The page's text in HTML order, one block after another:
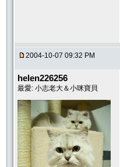
2004-10-07 09:32 PM
helen226256
最愛: 小志老大＆小咪寶貝